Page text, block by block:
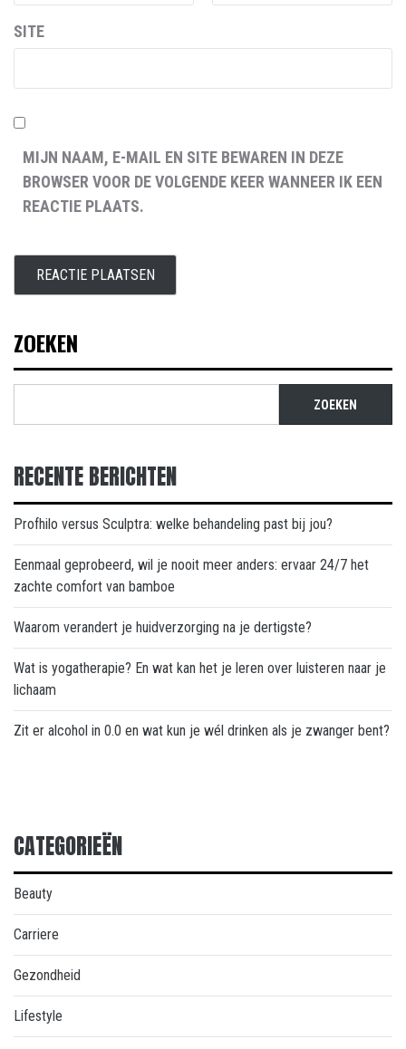
SITE
MIJN NAAM, E-MAIL EN SITE BEWAREN IN DEZE
BROWSER VOOR DE VOLGENDE KEER WANNEER IK EEN
REACTIE PLAATS.
ZOEKEN
ZOEKEN
RECENTE BERICHTEN
Profhilo versus Sculptra: welke behandeling past bij jou?
Eenmaal geprobeerd, wil je nooit meer anders: ervaar 24/7 het
zachte comfort van bamboe
Waarom verandert je huidverzorging na je dertigste?
Wat is yogatherapie? En wat kan het je leren over luisteren naar je
lichaam
Zit er alcohol in 0.0 en wat kun je wél drinken als je zwanger bent?
CATEGORIEËN
Beauty
Carriere
Gezondheid
Lifestyle